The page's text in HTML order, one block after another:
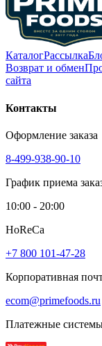
КаталогРассылка
Возврат и обмен
сайта
Контакты
Оформление заказа
8-499-938-90-10
График приема
10:00 - 20:00
HoReCa
+7 800 101-47-28
Корпоративная
ecom@primefoods.ru
Платежные